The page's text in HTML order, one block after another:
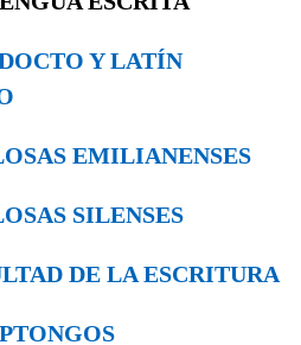
Y LATÍN
EMILIANENSES
SILENSES
DE LA ESCRITURA